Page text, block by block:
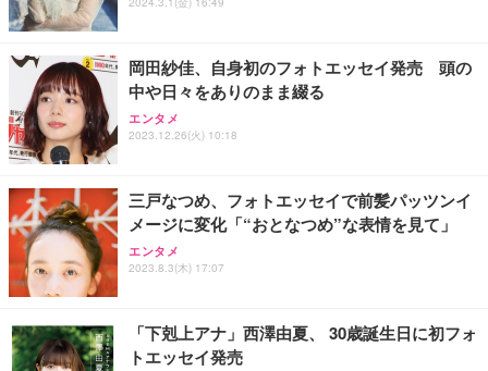
岡田紗佳、自身初のフォトエッセイ発売 頭の
中や日々をありのまま綴る
エンタメ
2023.12.26(火) 10:18
三戸なつめ、フォトエッセイで前髪パッツンイ
メージに変化「“おとなつめ”な表情を見て」
エンタメ
2023.8.3(木) 17:07
「下剋上アナ」西澤由夏、 30歳誕生日に初フォ
トエッセイ発売